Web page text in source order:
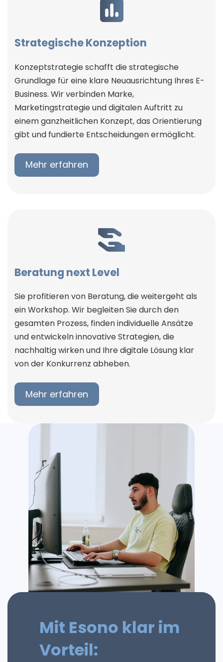
Strategische Konzeption
Konzeptstrategie schafft die strategische
Grundlage für eine klare Neuausrichtung Ihres E-
Business. Wir verbinden Marke,
Marketingstrategie und digitalen Auftritt zu
einem ganzheitlichen Konzept, das Orientierung
gibt und fundierte Entscheidungen ermöglicht.
Mehr erfahren
Beratung next Level
Sie profitieren von Beratung, die weitergeht als
ein Workshop. Wir begleiten Sie durch den
gesamten Prozess, finden individuelle Ansätze
und entwickeln innovative Strategien, die
nachhaltig wirken und Ihre digitale Lösung klar
von der Konkurrenz abheben.
Mehr erfahren
Mit Esono klar im
Vorteil: